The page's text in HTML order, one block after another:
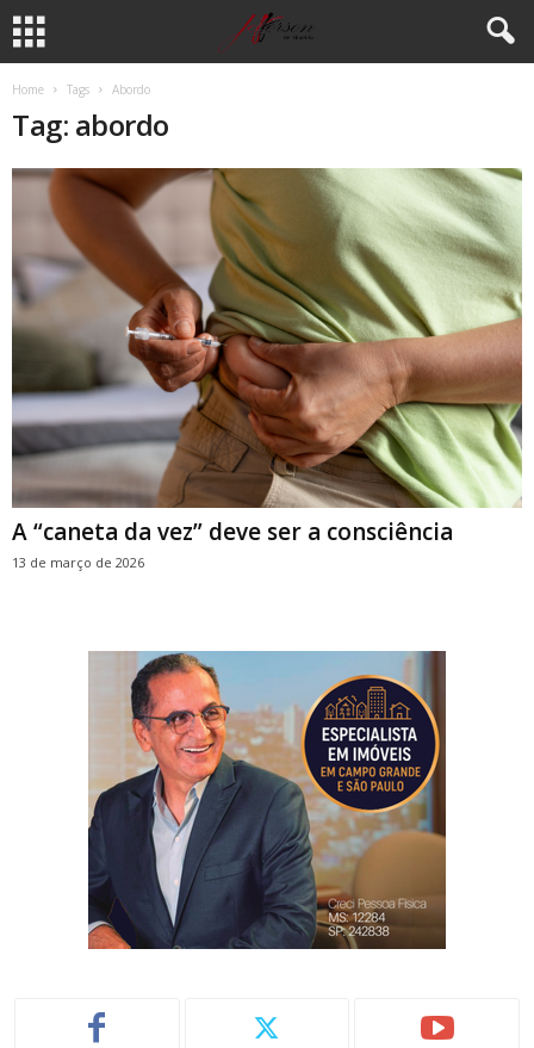
Home Tags Abordo
Tag: abordo
A “caneta da vez” deve ser a consciência
13 de março de 2026